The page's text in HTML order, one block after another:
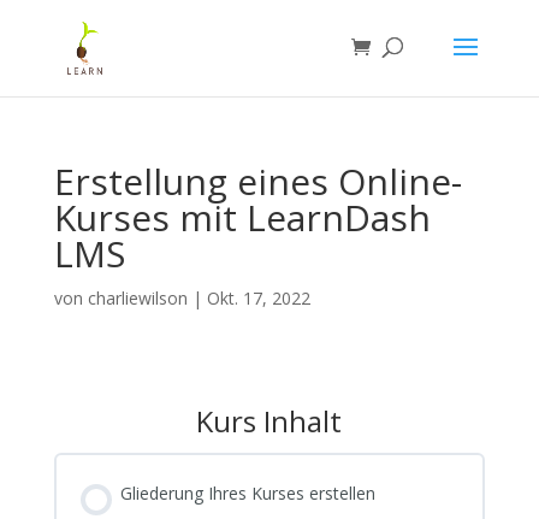
Erstellung eines Online-
Kurses mit LearnDash
LMS
von charliewilson | Okt. 17, 2022
Kurs Inhalt
Gliederung Ihres Kurses erstellen